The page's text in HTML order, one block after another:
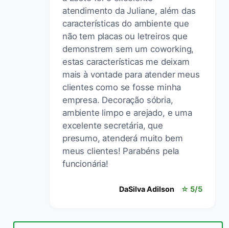
atendimento da Juliane, além das
características do ambiente que
não tem placas ou letreiros que
demonstrem sem um coworking,
estas características me deixam
mais à vontade para atender meus
clientes como se fosse minha
empresa. Decoração sóbria,
ambiente limpo e arejado, e uma
excelente secretária, que
presumo, atenderá muito bem
meus clientes! Parabéns pela
funcionária!
DaSilva Adilson ☆ 5/5